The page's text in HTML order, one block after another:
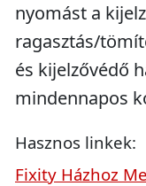
nyomást a
ragasztás/
és kijelzővédő
mindennapos
Hasznos linkek:
Fixity Házhoz